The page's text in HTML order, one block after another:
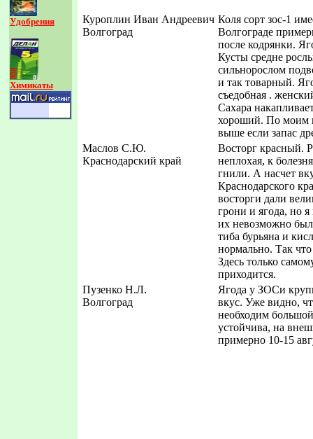
Удобрения
Химикаты
Куроплин Иван Андреевич
Волгоград
Коля сорт зос-1
Волгограде
после кодрянки.
Кусты средне
сильнорослом
и так товарный.
съедобная .
Сахара
хороший. По моим
выше если запас
Маслов С.Ю.
Краснодарский край
Восторг красный.
неплохая, к
гнили. А насчет
Краснодарского
восторги дали
грони и ягода, но
их невозможно
тиба бурьяна и
нормально. Так
Здесь только
приходится.
Пузенко Н.Л.
Волгоград
Ягода у ЗОСи
вкус. Уже видно,
необходим
устойчива, на
примерно 10-15